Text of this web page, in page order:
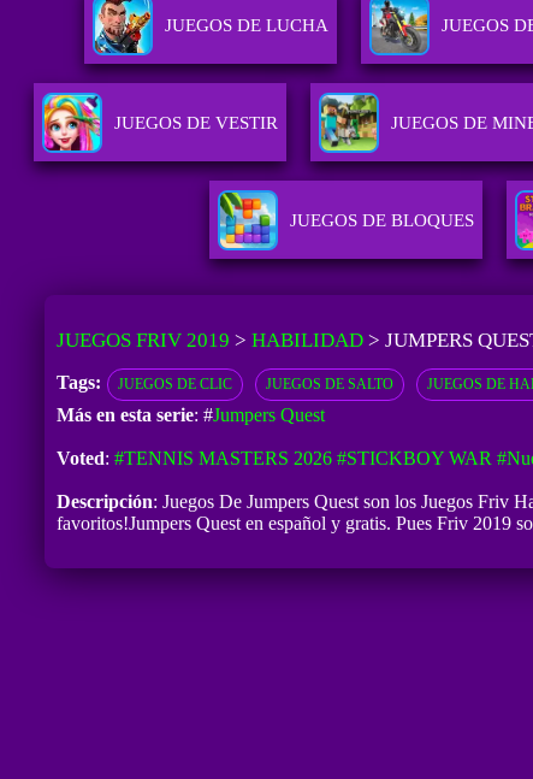
JUEGOS DE LUCHA JUEGOS
JUEGOS DE VESTIR JUEGOS DE
JUEGOS DE BLOQUES
JUEGOS FRIV 2019 > HABILIDAD> JUMPERS
Tags: JUEGOS DE CLIC JUEGOS DE SALTO JUEGOS DE
Más en esta serie: #Jumpers Quest
Voted: #TENNIS MASTERS 2026 #STICKBOY WAR
Descripción: Juegos De Jumpers Quest son los Juegos Friv
favoritos!Jumpers Quest en español y gratis. Pues Friv 2019